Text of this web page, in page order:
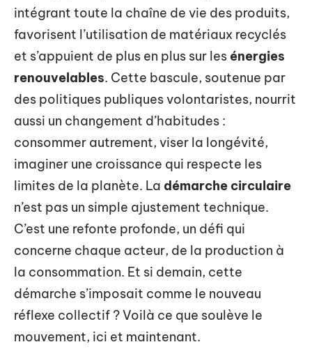
intégrant toute la chaîne de vie des produits,
favorisent l’utilisation de matériaux recyclés
et s’appuient de plus en plus sur les énergies
renouvelables. Cette bascule, soutenue par
des politiques publiques volontaristes, nourrit
aussi un changement d’habitudes :
consommer autrement, viser la longévité,
imaginer une croissance qui respecte les
limites de la planète. La démarche circulaire
n’est pas un simple ajustement technique.
C’est une refonte profonde, un défi qui
concerne chaque acteur, de la production à
la consommation. Et si demain, cette
démarche s’imposait comme le nouveau
réflexe collectif ? Voilà ce que soulève le
mouvement, ici et maintenant.